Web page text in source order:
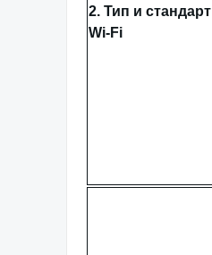
2. Тип и стандарт
Wi-Fi